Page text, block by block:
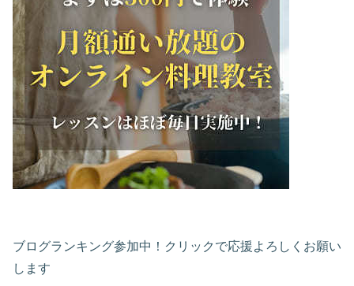
ブログランキング参加中！クリックで応援よろしくお願い
します